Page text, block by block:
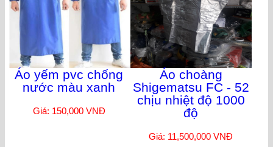
Áo yếm pvc chống
nước màu xanh
Giá: 150,000 VNĐ
Áo choàng
Shigematsu FC - 52
chịu nhiệt độ 1000
độ
Giá: 11,500,000 VNĐ